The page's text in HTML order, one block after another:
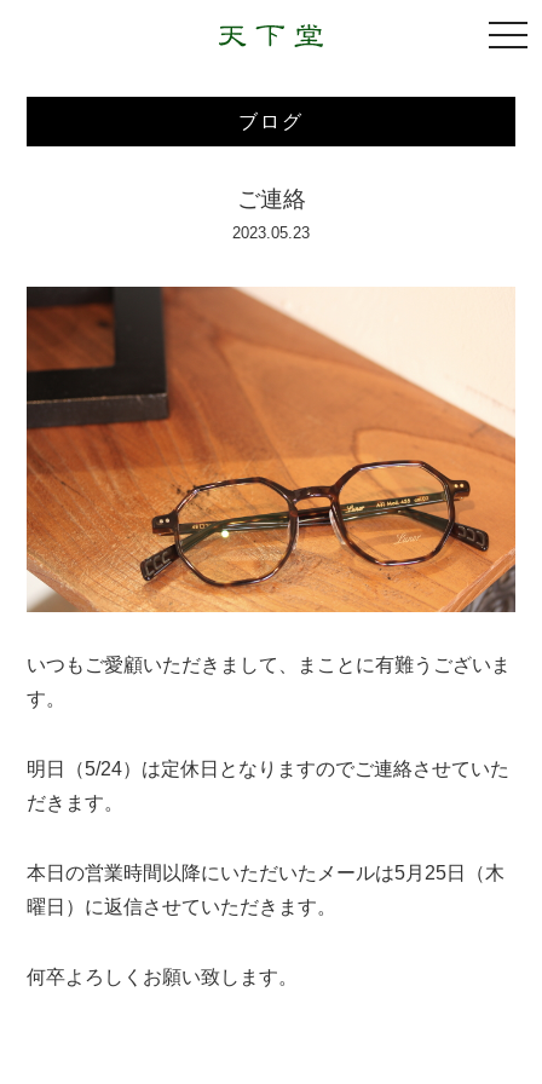
ブログ
ご連絡
2023.05.23
いつもご愛顧いただきまして、まことに有難うございま
す。
明日（5/24）は定休日となりますのでご連絡させていた
だきます。
本日の営業時間以降にいただいたメールは5月25日（木
曜日）に返信させていただきます。
何卒よろしくお願い致します。